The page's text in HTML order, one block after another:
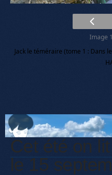
Image
Jack le téméraire (tome 1 : Dans
Cet été on
le 15